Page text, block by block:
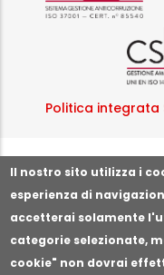
Il nostro sito utilizza i
esperienza di
accetterai solamente
categorie selezionate,
cookie" non dovrai
Politica integrata